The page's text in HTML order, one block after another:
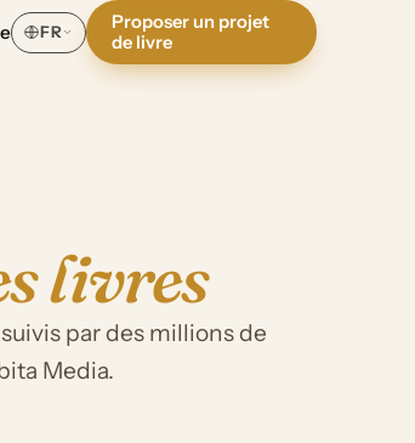
FR
Proposer un projet
de livre
livres
par des millions de
Media.